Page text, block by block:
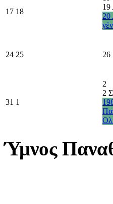
17 18
19
20
24 25 26
31 1
2
2
Ύμνος